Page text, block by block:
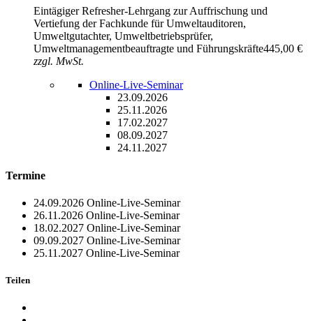
Eintägiger Refresher-Lehrgang zur Auffrischung und
Vertiefung der Fachkunde für Umweltauditoren,
Umweltgutachter, Umweltbetriebsprüfer,
Umweltmanagementbeauftragte und Führungskräfte445,00 €
zzgl. MwSt.
Online-Live-Seminar
23.09.2026
25.11.2026
17.02.2027
08.09.2027
24.11.2027
Termine
24.09.2026 Online-Live-Seminar
26.11.2026 Online-Live-Seminar
18.02.2027 Online-Live-Seminar
09.09.2027 Online-Live-Seminar
25.11.2027 Online-Live-Seminar
Teilen